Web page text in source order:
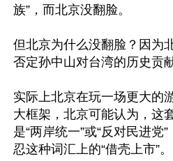
族”，而北京没翻脸。
但北京为什么没翻脸？因为
否定孙中山对台湾的历史贡献
实际上北京在玩一场更大的
大框架，北京可能认为，这
是“两岸统一”或“反对民进党
忍这种词汇上的“借壳上市”。